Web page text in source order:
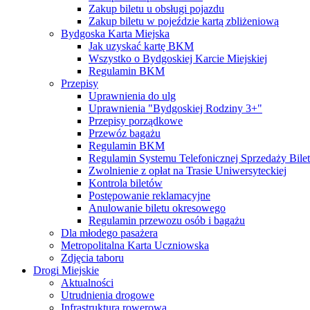
Zakup biletu u obsługi pojazdu
Zakup biletu w pojeździe kartą zbliżeniową
Bydgoska Karta Miejska
Jak uzyskać kartę BKM
Wszystko o Bydgoskiej Karcie Miejskiej
Regulamin BKM
Przepisy
Uprawnienia do ulg
Uprawnienia "Bydgoskiej Rodziny 3+"
Przepisy porządkowe
Przewóz bagażu
Regulamin BKM
Regulamin Systemu Telefonicznej Sprzedaży
Zwolnienie z opłat na Trasie Uniwersyteckiej
Kontrola biletów
Postępowanie reklamacyjne
Anulowanie biletu okresowego
Regulamin przewozu osób i bagażu
Dla młodego pasażera
Metropolitalna Karta Uczniowska
Zdjęcia taboru
Drogi Miejskie
Aktualności
Utrudnienia drogowe
Infrastruktura rowerowa